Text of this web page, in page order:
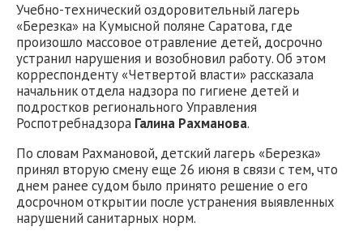
Учебно-технический оздоровительный лагерь
«Березка» на Кумысной поляне Саратова, где
произошло массовое отравление детей, досрочно
устранил нарушения и возобновил работу. Об этом
корреспонденту «Четвертой власти» рассказала
начальник отдела надзора по гигиене детей и
подростков регионального Управления
Роспотребнадзора Галина Рахманова.
По словам Рахмановой, детский лагерь «Березка»
принял вторую смену еще 26 июня в связи с тем, что
днем ранее судом было принято решение о его
досрочном открытии после устранения выявленных
нарушений санитарных норм.